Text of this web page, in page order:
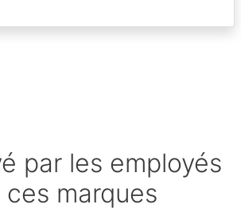
par les employés
marques